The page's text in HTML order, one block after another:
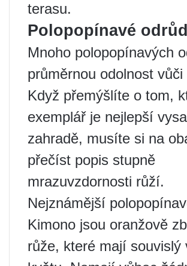
terasu.
Polopopínavé
Mnoho polopopínavých
průměrnou odolnost vůči
Když přemýšlíte o tom,
exemplář je nejlepší
zahradě, musíte si na
přečíst popis stupně
mrazuvzdornosti růží.
Nejznámější
Kimono jsou oranžově
růže, které mají souvislý